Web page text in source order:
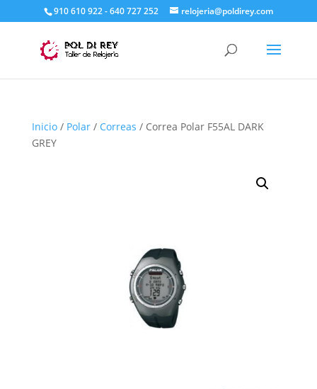
910 610 922 - 640 727 252 relojeria@poldirey.com
Inicio/ Polar/ Correas / Correa Polar F55AL DARK
GREY